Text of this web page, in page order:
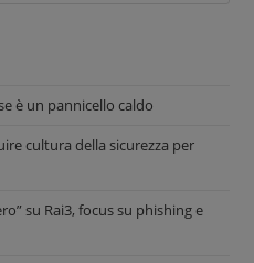
è un pannicello caldo
cultura della sicurezza per
su Rai3, focus su phishing e